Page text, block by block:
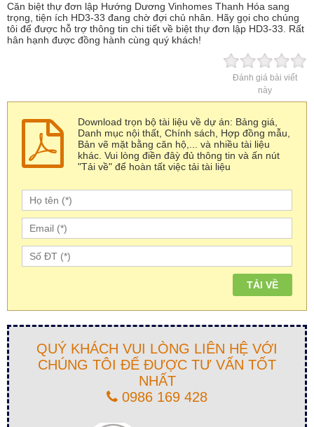
Căn biệt thự đơn lập Hướng Dương Vinhomes Thanh Hóa sang
trọng, tiện ích HD3-33 đang chờ đợi chủ nhân. Hãy gọi cho chúng
tôi để được hỗ trợ thông tin chi tiết về biệt thự đơn lập HD3-33. Rất
hân hạnh được đồng hành cùng quý khách!
Đánh giá bài viết
này
Download trọn bộ tài liệu về dự án: Bảng giá,
Danh mục nội thất, Chính sách, Hợp đồng mẫu,
Bản vẽ mặt bằng căn hộ,... và nhiều tài liệu
khác. Vui lòng điền đâỳ đủ thông tin và ấn nút
"Tải về" để hoàn tất việc tải tài liệu
QUÝ KHÁCH VUI LÒNG LIÊN HỆ VỚI
CHÚNG TÔI ĐỂ ĐƯỢC TƯ VẤN TỐT
NHẤT
0986 169 428